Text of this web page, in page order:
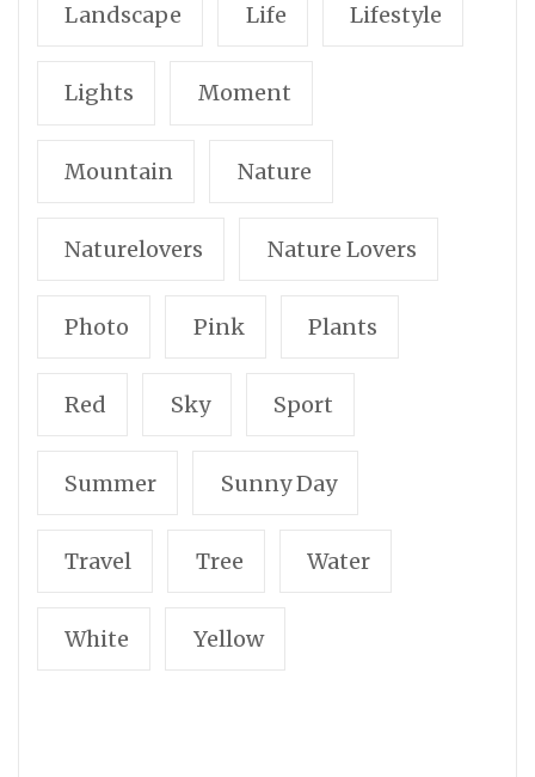
Landscape Life Lifestyle
Lights Moment
Mountain Nature
Naturelovers Nature Lovers
Photo Pink Plants
Red Sky Sport
Summer Sunny Day
Travel Tree Water
White Yellow